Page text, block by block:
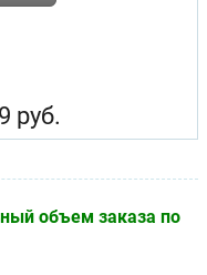
руб.
объем заказа по